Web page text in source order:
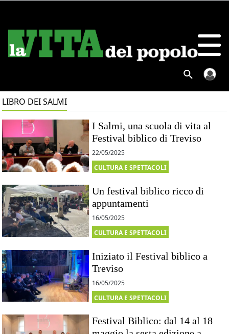
LIBRO DEI SALMI
I Salmi, una scuola di vita al
Festival biblico di Treviso
22/05/2025
CULTURA E SPETTACOLI
Un festival biblico ricco di
appuntamenti
16/05/2025
CULTURA E SPETTACOLI
Iniziato il Festival biblico a
Treviso
16/05/2025
CULTURA E SPETTACOLI
Festival Biblico: dal 14 al 18